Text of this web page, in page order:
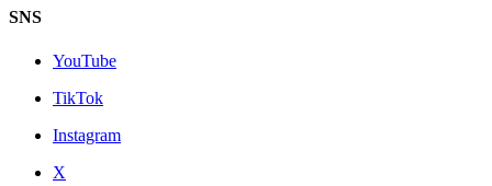
SNS
YouTube
TikTok
Instagram
X